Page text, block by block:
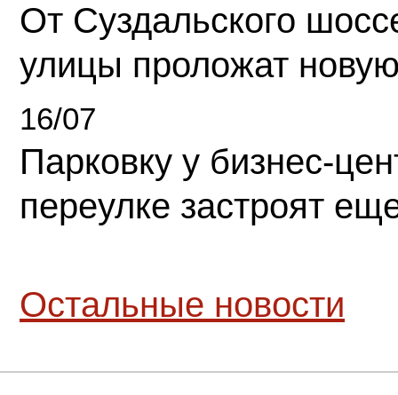
От Суздальского
улицы проложат
16/07
Парковку у бизнес-
переулке застроят
Остальные новости